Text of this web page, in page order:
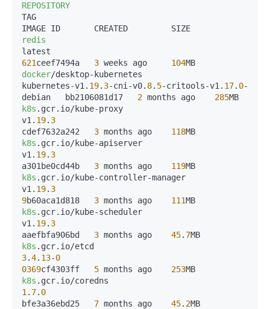
REPOSITORY
TAG
redis
621ceef7494a 3 weeks ago 104
docker/desktop-kubernetes
kubernetes-v1. 19. 3-cni-v0. 8. 5-critools-v1. 17. 0-
debian   bb2106081d17 2 months ago 285
k8s .gcr.io/kube-proxy
v1. 19. 3
cdef7632a242 3 months ago 118
k8s .gcr.io/kube-apiserver
v1. 19. 3
a301be0cd44b 3 months ago 119
k8s .gcr.io/kube-controller-manager
v1. 19. 3
9b60aca1d818 3 months ago 111
k8s .gcr.io/kube-scheduler
v1. 19. 3
aaefbfa906bd 3 months ago 45. 7
k8s
3.4. 13-0
0369cf4303ff 5 months ago 253
k8s
1 . 7. 0
bfe3a36ebd25 7 months ago 45. 2